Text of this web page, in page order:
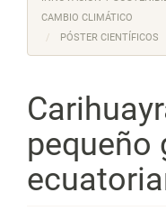
CAMBIO CLIMÁTICO
PÓSTER CIENTÍFICOS
pequeño